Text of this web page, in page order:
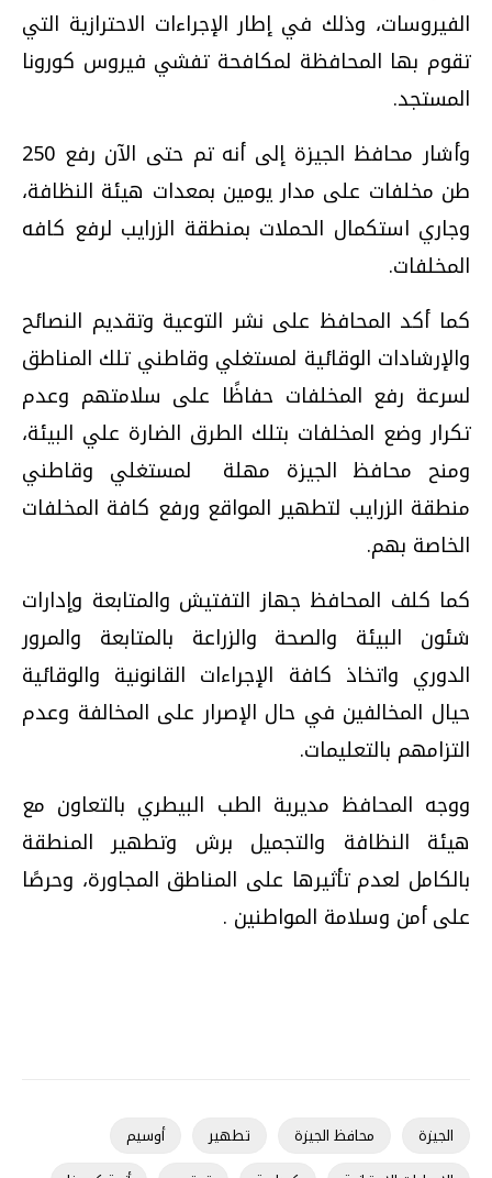
الفيروسات، وذلك في إطار الإجراءات الاحترازية التي
تقوم بها المحافظة لمكافحة تفشي فيروس كورونا
المستجد.
وأشار محافظ الجيزة إلى أنه تم حتى الآن رفع 250
طن مخلفات على مدار يومين بمعدات هيئة النظافة،
وجاري استكمال الحملات بمنطقة الزرايب لرفع كافه
المخلفات.
كما أكد المحافظ على نشر التوعية وتقديم النصائح
والإرشادات الوقائية لمستغلي وقاطني تلك المناطق
لسرعة رفع المخلفات حفاظًا على سلامتهم وعدم
تكرار وضع المخلفات بتلك الطرق الضارة علي البيئة،
ومنح محافظ الجيزة مهلة لمستغلي وقاطني
منطقة الزرايب لتطهير المواقع ورفع كافة المخلفات
الخاصة بهم.
كما كلف المحافظ جهاز التفتيش والمتابعة وإدارات
شئون البيئة والصحة والزراعة بالمتابعة والمرور
الدوري واتخاذ كافة الإجراءات القانونية والوقائية
حيال المخالفين في حال الإصرار على المخالفة وعدم
التزامهم بالتعليمات.
ووجه المحافظ مديرية الطب البيطري بالتعاون مع
هيئة النظافة والتجميل برش وتطهير المنطقة
بالكامل لعدم تأثيرها على المناطق المجاورة، وحرصًا
على أمن وسلامة المواطنين .
الجيزة محافظ الجيزة تطهير
أوسيم